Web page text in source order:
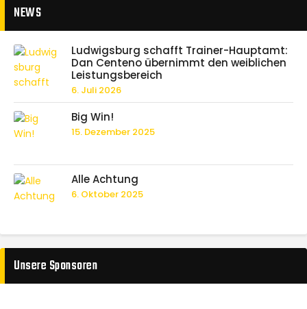
NEWS
Ludwigsburg schafft Trainer-Hauptamt:
Dan Centeno übernimmt den weiblichen
Leistungsbereich
6. Juli 2026
Big Win!
15. Dezember 2025
Alle Achtung
6. Oktober 2025
Unsere Sponsoren